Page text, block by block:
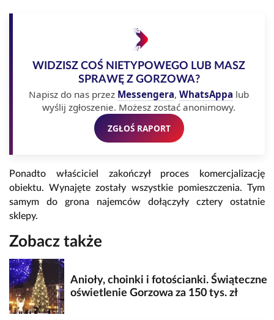
WIDZISZ COŚ NIETYPOWEGO LUB MASZ
SPRAWĘ Z GORZOWA?
Napisz do nas przez Messengera, WhatsAppa lub
wyślij zgłoszenie. Możesz zostać anonimowy.
ZGŁOŚ RAPORT
Ponadto właściciel zakończył proces komercjalizację
obiektu. Wynajęte zostały wszystkie pomieszczenia. Tym
samym do grona najemców dołączyły cztery ostatnie
sklepy.
Zobacz także
Anioły, choinki i fotościanki. Świąteczne
oświetlenie Gorzowa za 150 tys. zł